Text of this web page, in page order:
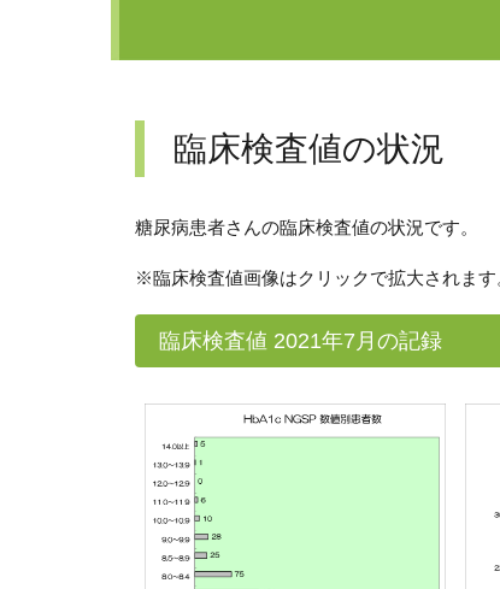
臨床検査値の状況
糖尿病患者さんの臨床検査値の状況です。
※臨床検査値画像はクリックで拡大されます
臨床検査値 2021年7月の記録